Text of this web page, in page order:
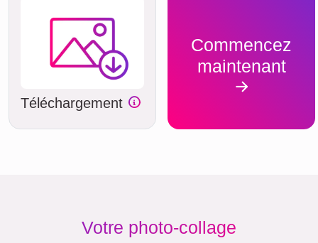
Téléchargement
Commencez
maintenant
Votre photo-collage